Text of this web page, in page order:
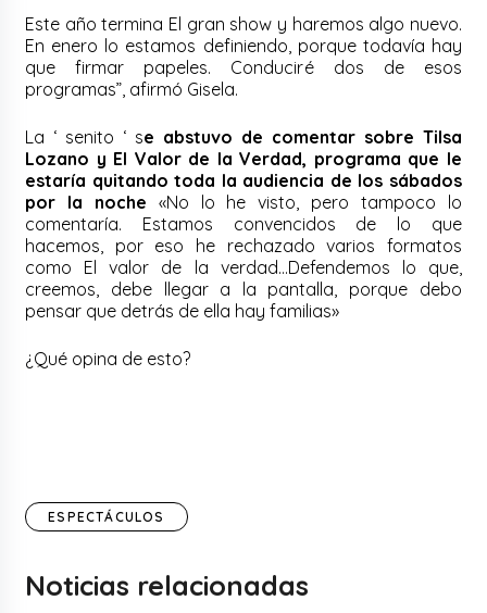
Este año termina El gran show y haremos algo nuevo.
En enero lo estamos definiendo, porque todavía hay
que firmar papeles. Conduciré dos de esos
programas”, afirmó Gisela.
La ‘ senito ‘ se abstuvo de comentar sobre Tilsa
Lozano y El Valor de la Verdad, programa que le
estaría quitando toda la audiencia de los sábados
por la noche «No lo he visto, pero tampoco lo
comentaría. Estamos convencidos de lo que
hacemos, por eso he rechazado varios formatos
como El valor de la verdad…Defendemos lo que,
creemos, debe llegar a la pantalla, porque debo
pensar que detrás de ella hay familias»
¿Qué opina de esto?
ESPECTÁCULOS
Noticias relacionadas